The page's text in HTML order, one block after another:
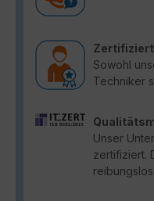
Sowohl
Techniker
Unser
zertifiziert.